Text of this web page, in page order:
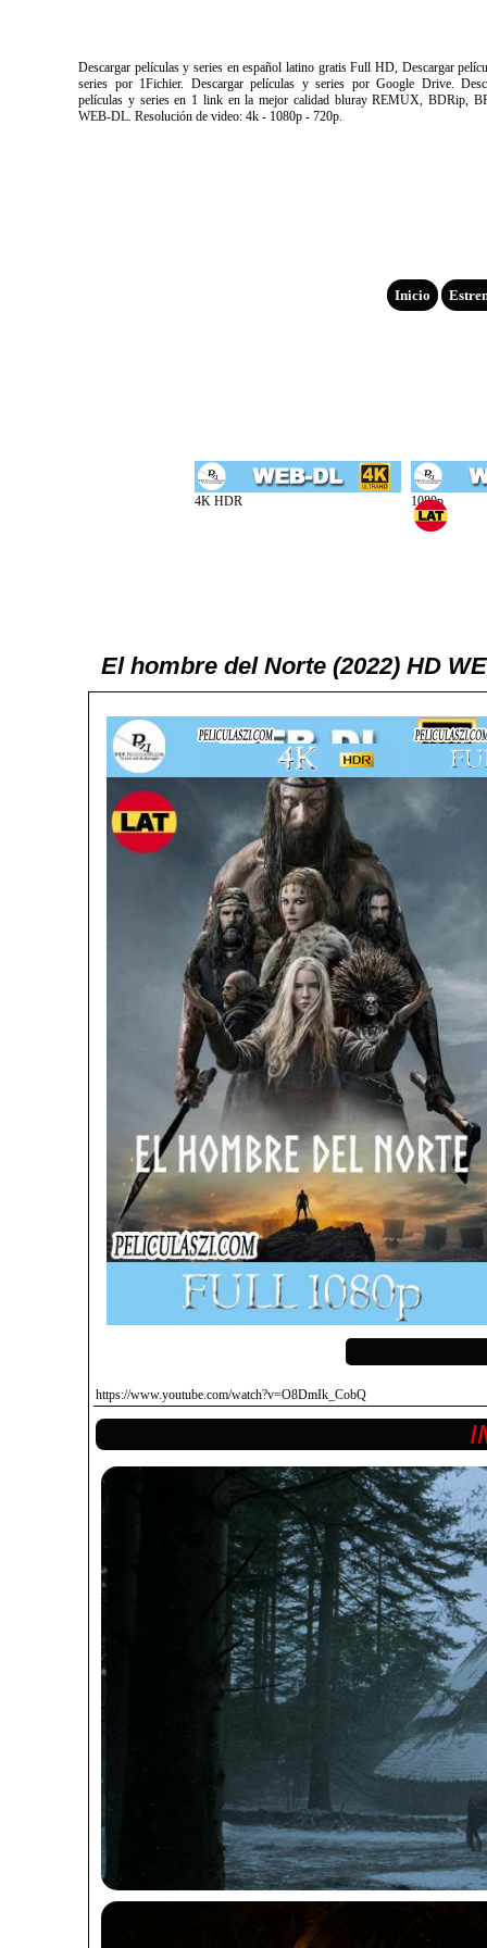
Descargar películas y series en español latino gratis Full HD, Descargar
series por 1Fichier. Descargar películas y series por Google Drive.
películas y series en 1 link en la mejor calidad bluray REMUX, BDRip,
WEB-DL. Resolución de video: 4k - 1080p - 720p.
Inicio
El hombre del Norte (2022) HD
https://www.youtube.com/watch?v=O8DmIk_CobQ